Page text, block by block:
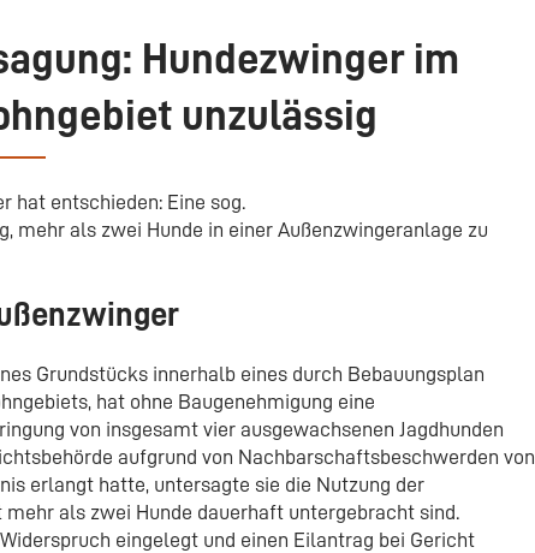
Hundezwinger im
unzulässig
hat entschieden: Eine sog.
mehr als zwei Hunde in einer Außenzwingeranlage zu
Grundstücks innerhalb eines durch Bebauungsplan
hat ohne Baugenehmigung eine
von insgesamt vier ausgewachsenen Jagdhunden
aufgrund von Nachbarschaftsbeschwerden von
erlangt hatte, untersagte sie die Nutzung der
als zwei Hunde dauerhaft untergebracht sind.
eingelegt und einen Eilantrag bei Gericht